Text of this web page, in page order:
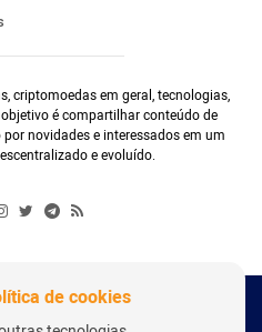
criptomoedas em geral, tecnologias,
é compartilhar conteúdo de
novidades e interessados em um
e evoluído.
Todos os Direitos Reservados
de cookies